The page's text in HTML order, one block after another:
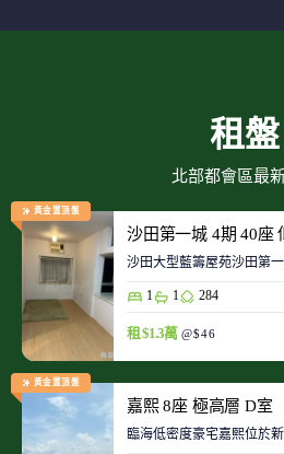
租盤
北部都會區最
黃金置頂盤
沙田第一城 4期 40座
沙田大型藍籌屋苑沙田第
1 1 284
租 $1.3萬 @$46
黃金置頂盤
嘉熙 8座 極高層 D室
臨海低密度豪宅嘉熙位於